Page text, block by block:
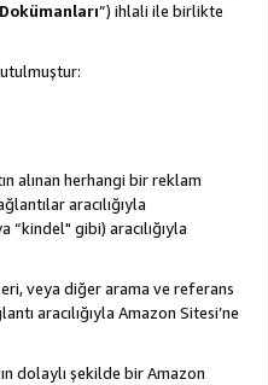
”) ihlali ile birlikte
alınan herhangi bir reklam
aracılığıyla
“kindel" gibi) aracılığıyla
veya diğer arama ve referans
aracılığıyla Amazon Sitesi’ne
dolaylı şekilde bir Amazon